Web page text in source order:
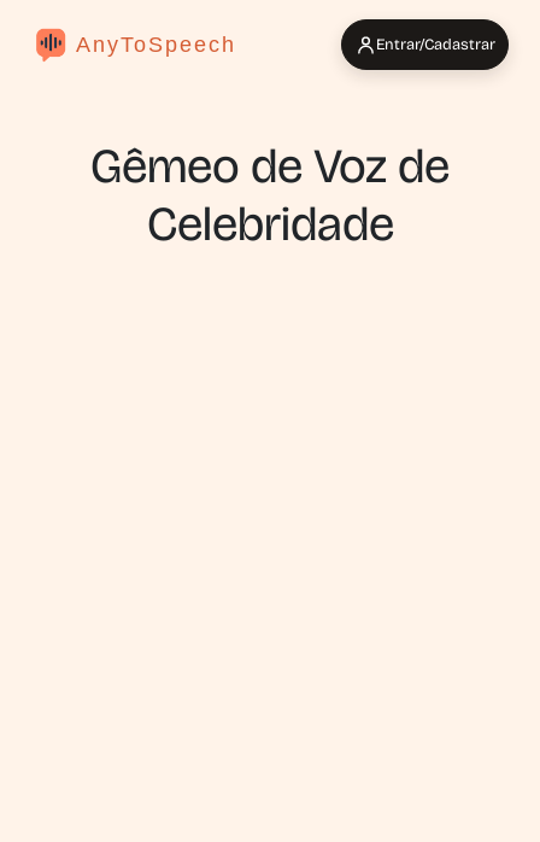
AnyToSpeech Entrar/Cadastrar
Gêmeo de Voz de
Celebridade